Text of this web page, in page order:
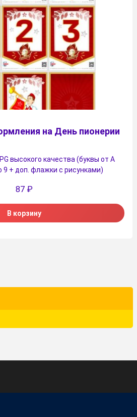
на День пионерии
высокого качества (буквы от А
9 + доп. флажки с рисунками)
87 ₽
В корзину